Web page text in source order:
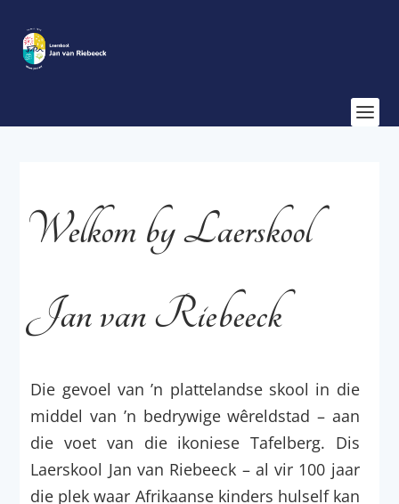
Welkom by Laerskool
Jan van Riebeeck
Die gevoel van ’n plattelandse skool in die
middel van ’n bedrywige wêreldstad – aan
die voet van die ikoniese Tafelberg. Dis
Laerskool Jan van Riebeeck – al vir 100 jaar
die plek waar Afrikaanse kinders hulself kan